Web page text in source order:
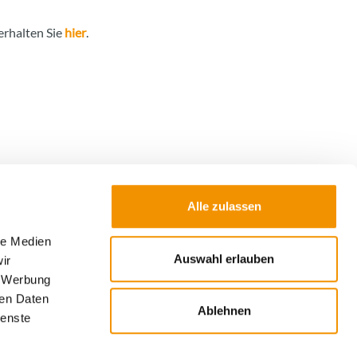
Medien
Daten
Alle zulassen
Auswahl erlauben
Ablehnen
Sie hier.
Absenden
meine Daten zum Versand des
Informationen zur Verarbeitung meiner
Datenschutzerklärung (öffnet in